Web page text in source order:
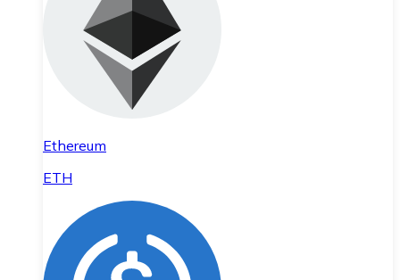
Ethereum
ETH